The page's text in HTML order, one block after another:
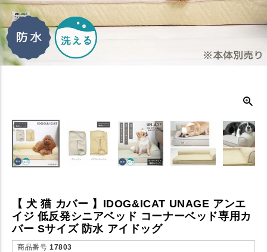
【 犬 猫 カバー 】IDOG&ICAT UNAGE アンエ
イジ 低反発シニアベッド コーナーベッド専用カ
バー Sサイズ 防水 アイドッグ
商品番号 17803